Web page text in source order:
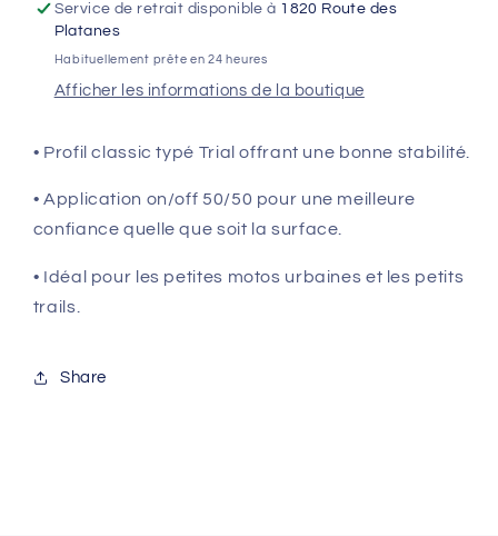
3.00
17
3.00
17
Service de retrait disponible à 1820 Route des
Platanes
Habituellement prête en 24 heures
Afficher les informations de la boutique
• Profil classic typé Trial offrant une bonne stabilité.
• Application on/off 50/50 pour une meilleure
confiance quelle que soit la surface.
• Idéal pour les petites motos urbaines et les petits
trails.
Share